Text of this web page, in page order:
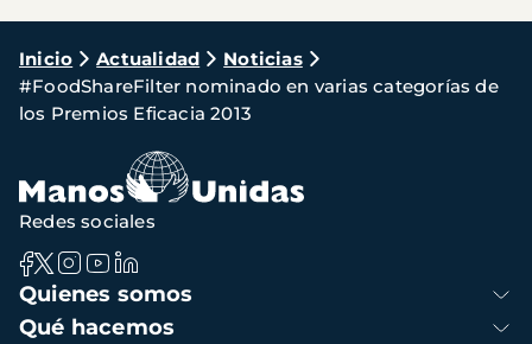
Ruta
de
navegación
Inicio Actualidad
Noticias
#FoodShareFilter nominado en varias categorías de
los Premios Eficacia 2013
Navegación
principal
Quienes somos
Qué hacemos
Redes sociales